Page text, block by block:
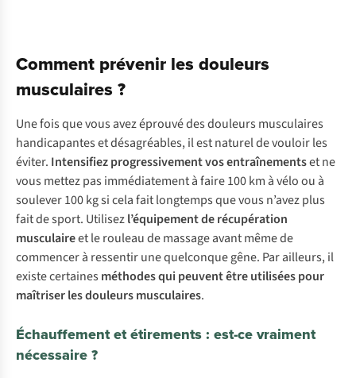
Comment prévenir les douleurs
musculaires ?
Une fois que vous avez éprouvé des douleurs musculaires
handicapantes et désagréables, il est naturel de vouloir les
éviter. Intensifiez progressivement vos entraînementset ne
vous mettez pas immédiatement à faire 100 km à vélo ou à
soulever 100 kg si cela fait longtemps que vous n’avez plus
fait de sport. Utilisezl’équipement de récupération
musculaireet le rouleau de massage avant même de
commencer à ressentir une quelconque gêne. Par ailleurs, il
existe certaines méthodes qui peuvent être utilisées pour
maîtriser les douleurs musculaires.
Échauffement et étirements : est-ce vraiment
nécessaire ?